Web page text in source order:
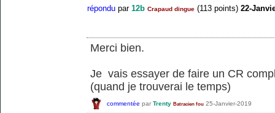
répondu par 12b Crapaud dingue (113 points) 22-
Merci bien.
Je vais essayer de faire un CR
(quand je trouverai le temps)
commentée par Trenty Batracien fou 25-Janvier-2019